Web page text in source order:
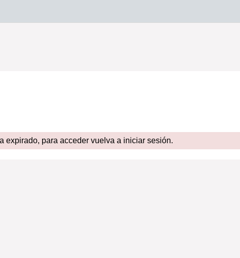
expirado, para acceder vuelva a iniciar sesión.